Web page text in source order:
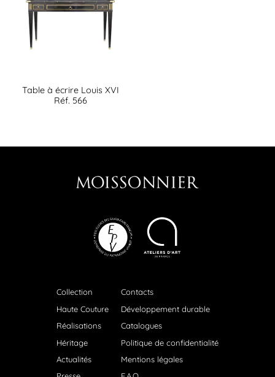
Table à écrire Louis XVI
Réf. 566
Collection
Haute Couture
Réalisations
Héritage
Actualités
Contacts
Développement durable
Catalogues
Politique de confidentialité
Mentions légales